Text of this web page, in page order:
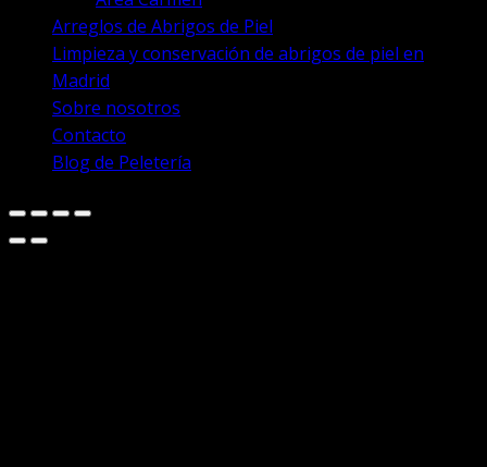
Arreglos de Abrigos de Piel
Limpieza y conservación de abrigos de piel en
Madrid
Sobre nosotros
Contacto
Blog de Peletería